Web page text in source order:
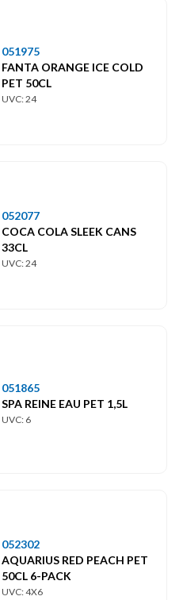
051975
FANTA ORANGE ICE COLD
PET 50CL
UVC: 24
052077
COCA COLA SLEEK CANS
33CL
UVC: 24
051865
SPA REINE EAU PET 1,5L
UVC: 6
052302
AQUARIUS RED PEACH PET
50CL 6-PACK
UVC: 4X6